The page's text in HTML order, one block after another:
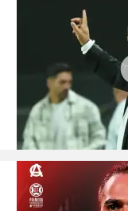
בפרסים
אלקטרה
1 – "מרלן"